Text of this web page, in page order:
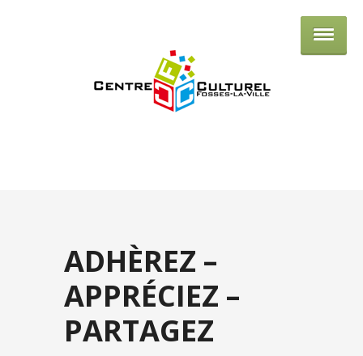
Centre culturel de Fosses-la-Ville
ADHÈREZ –
APPRÉCIEZ –
PARTAGEZ